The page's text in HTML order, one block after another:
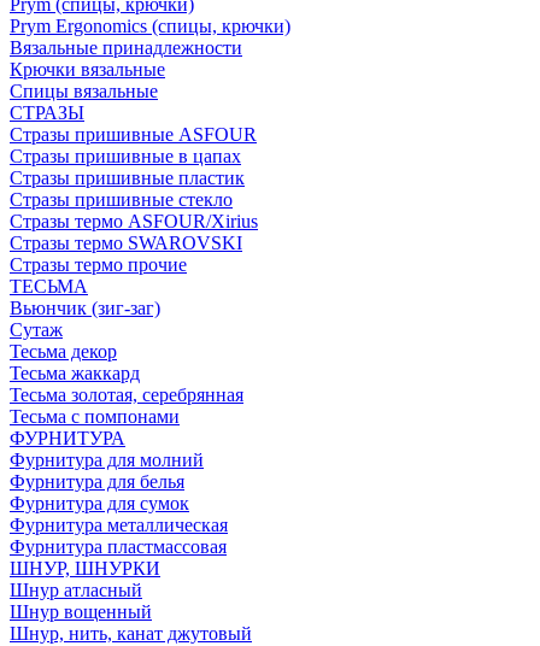
Prym (спицы, крючки)
Prym Ergonomics (спицы, крючки)
Вязальные принадлежности
Крючки вязальные
Спицы вязальные
СТРАЗЫ
Стразы пришивные ASFOUR
Стразы пришивные в цапах
Стразы пришивные пластик
Стразы пришивные стекло
Стразы термо ASFOUR/Xirius
Стразы термо SWAROVSKI
Стразы термо прочие
ТЕСЬМА
Вьюнчик (зиг-заг)
Сутаж
Тесьма декор
Тесьма жаккард
Тесьма золотая, серебрянная
Тесьма с помпонами
ФУРНИТУРА
Фурнитура для молний
Фурнитура для белья
Фурнитура для сумок
Фурнитура металлическая
Фурнитура пластмассовая
ШНУР, ШНУРКИ
Шнур атласный
Шнур вощенный
Шнур, нить, канат джутовый